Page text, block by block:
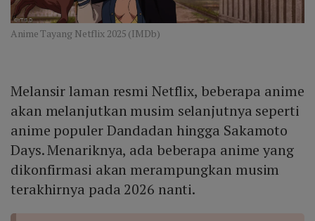
Anime Tayang Netflix 2025 (IMDb)
Melansir laman resmi Netflix, beberapa anime
akan melanjutkan musim selanjutnya seperti
anime populer Dandadan hingga Sakamoto
Days. Menariknya, ada beberapa anime yang
dikonfirmasi akan merampungkan musim
terakhirnya pada 2026 nanti.